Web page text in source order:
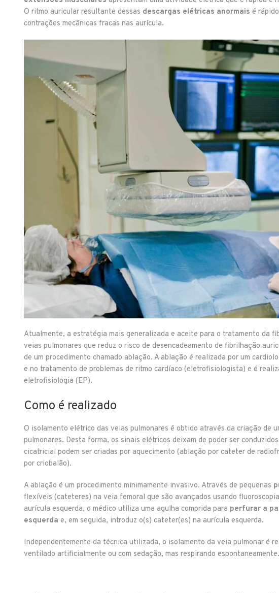
O ritmo auricular resultante dessas descargas elétricas anormais é
contrações mecânicas fracas nas aurícula.
Atualmente, a estratégia mais generalizada e aceite para o tratamento da
veias pulmonares que reduz o risco de desencadeamento de fibrilhação
de um procedimento chamado ablação. A ablação é realizada por um
e no tratamento de problemas de ritmo cardíaco (eletrofisiologista) e é
eletrofisiologia (EP).
Como é realizado
O isolamento elétrico das veias pulmonares é obtido através da criação de
pulmonares. Desta forma, os sinais elétricos deixam de poder ser
cicatricial podem ser criadas por aquecimento (ablação por cateter de
por criobalão).
A ablação é um procedimento minimamente invasivo. Através de pequenas
flexíveis (cateteres) na veia femoral que são avançados usando
aurícula esquerda, o médico utiliza uma agulha comprida para perfurar a
esquerda e, em seguida, introduz o(s) cateter(es) na aurícula esquerda.
Independentemente da técnica utilizada, o isolamento da veia pulmonar é
ventilado artificialmente ou com sedação, mas respirando espontaneamente.